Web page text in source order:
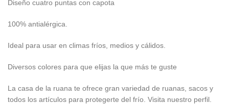
Diseño cuatro puntas con capota
100% antialérgica.
Ideal para usar en climas fríos, medios y cálidos.
Diversos colores para que elijas la que más te guste
La casa de la ruana te ofrece gran variedad de ruanas, sacos y
todos los artículos para protegerte del frío. Visita nuestro perfil.